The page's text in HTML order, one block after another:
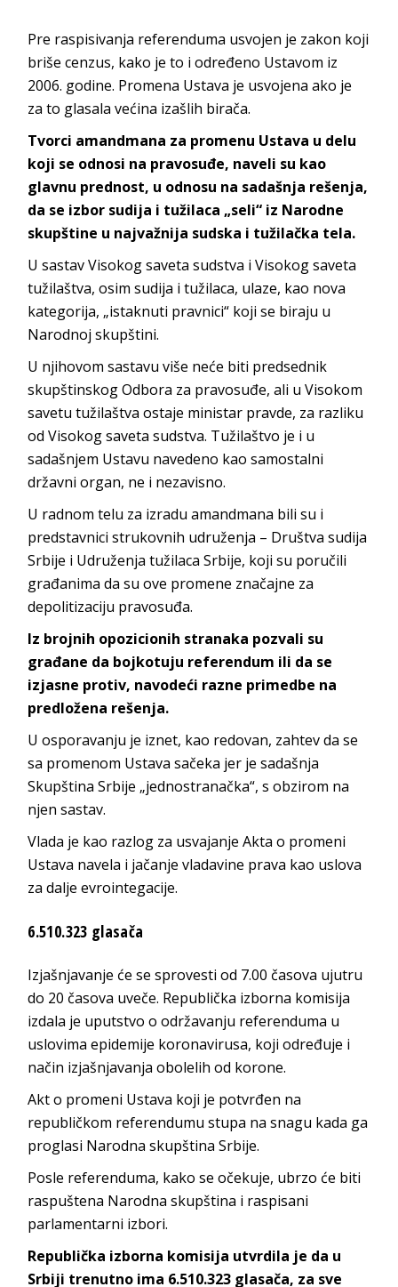
Pre raspisivanja referenduma usvojen je zakon koji
briše cenzus, kako je to i određeno Ustavom iz
2006. godine. Promena Ustava je usvojena ako je
za to glasala većina izašlih birača.
Tvorci amandmana za promenu Ustava u delu
koji se odnosi na pravosuđe, naveli su kao
glavnu prednost, u odnosu na sadašnja rešenja,
da se izbor sudija i tužilaca „seli“ iz Narodne
skupštine u najvažnija sudska i tužilačka tela.
U sastav Visokog saveta sudstva i Visokog saveta
tužilaštva, osim sudija i tužilaca, ulaze, kao nova
kategorija, „istaknuti pravnici“ koji se biraju u
Narodnoj skupštini.
U njihovom sastavu više neće biti predsednik
skupštinskog Odbora za pravosuđe, ali u Visokom
savetu tužilaštva ostaje ministar pravde, za razliku
od Visokog saveta sudstva. Tužilaštvo je i u
sadašnjem Ustavu navedeno kao samostalni
državni organ, ne i nezavisno.
U radnom telu za izradu amandmana bili su i
predstavnici strukovnih udruženja – Društva sudija
Srbije i Udruženja tužilaca Srbije, koji su poručili
građanima da su ove promene značajne za
depolitizaciju pravosuđa.
Iz brojnih opozicionih stranaka pozvali su
građane da bojkotuju referendum ili da se
izjasne protiv, navodeći razne primedbe na
predložena rešenja.
U osporavanju je iznet, kao redovan, zahtev da se
sa promenom Ustava sačeka jer je sadašnja
Skupština Srbije „jednostranačka“, s obzirom na
njen sastav.
Vlada je kao razlog za usvajanje Akta o promeni
Ustava navela i jačanje vladavine prava kao uslova
za dalje evrointegacije.
6.510.323 glasača
Izjašnjavanje će se sprovesti od 7.00 časova ujutru
do 20 časova uveče. Republička izborna komisija
izdala je uputstvo o održavanju referenduma u
uslovima epidemije koronavirusa, koji određuje i
način izjašnjavanja obolelih od korone.
Akt o promeni Ustava koji je potvrđen na
republičkom referendumu stupa na snagu kada ga
proglasi Narodna skupština Srbije.
Posle referenduma, kako se očekuje, ubrzo će biti
raspuštena Narodna skupština i raspisani
parlamentarni izbori.
Republička izborna komisija utvrdila je da u
Srbiji trenutno ima 6.510.323 glasača, za sve